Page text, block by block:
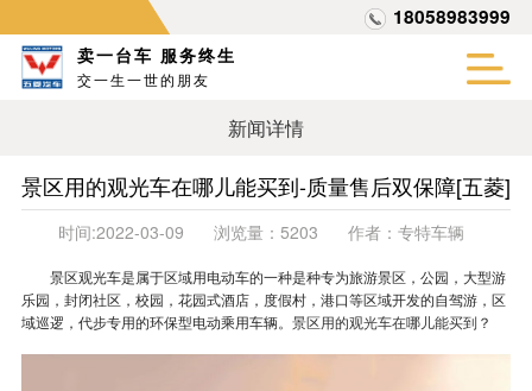
18058983999
卖一台车 服务终生
交一生一世的朋友
新闻详情
景区用的观光车在哪儿能买到-质量售后双保障[五菱]
时间:2022-03-09 浏览量： 5203 作者： 专特车辆
景区观光车是属于区域用电动车的一种是种专为旅游景区，公园，大型游
乐园，封闭社区，校园，花园式酒店，度假村，港口等区域开发的自驾游，区
域巡逻，代步专用的环保型电动乘用车辆。 景区用的观光车在哪儿能买到 ？